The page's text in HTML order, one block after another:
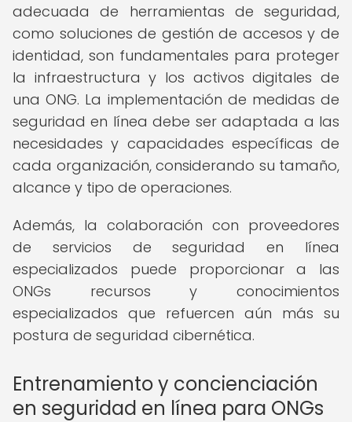
adecuada de herramientas de seguridad,
como soluciones de gestión de accesos y de
identidad, son fundamentales para proteger
la infraestructura y los activos digitales de
una ONG. La implementación de medidas de
seguridad en línea debe ser adaptada a las
necesidades y capacidades específicas de
cada organización, considerando su tamaño,
alcance y tipo de operaciones.
Además, la colaboración con proveedores
de servicios de seguridad en línea
especializados puede proporcionar a las
ONGs recursos y conocimientos
especializados que refuercen aún más su
postura de seguridad cibernética.
Entrenamiento y concienciación
en seguridad en línea para ONGs